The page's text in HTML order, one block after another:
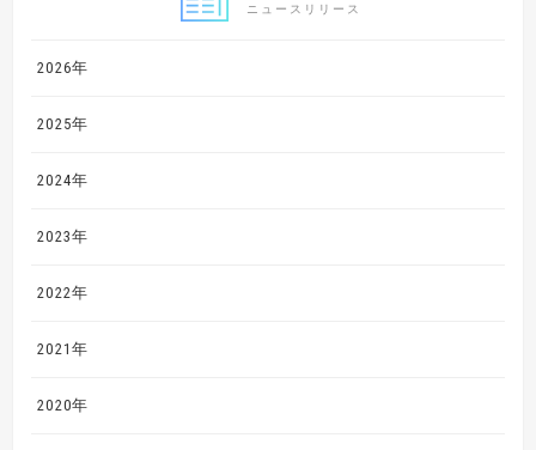
ニュースリリース
2026年
2025年
2024年
2023年
2022年
2021年
2020年